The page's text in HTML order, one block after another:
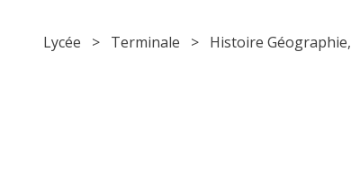
Lycée > Terminale > Histoire Géographie,